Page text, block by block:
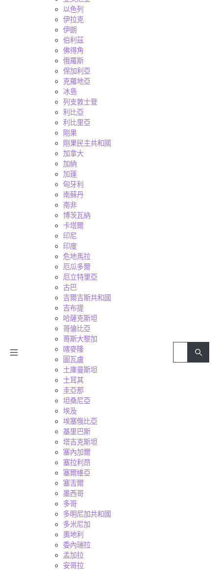
以色列
伊拉克
伊朗
伯利茲
佛得角
俄羅斯
保加利亞
克羅地亞
冰島
列支敦士登
利比亞
利比里亞
剛果
剛果民主共和國
加拿大
加納
加蓬
匈牙利
南蘇丹
南非
博茨瓦納
卡塔爾
印尼
印度
危地馬拉
厄瓜多爾
厄立特里亞
古巴
吉爾吉斯共和國
吉布提
哈薩克斯坦
哥倫比亞
哥斯大黎加
喀麥隆
圖瓦盧
土庫曼斯坦
土耳其
圭亞那
坦桑尼亞
埃及
埃塞俄比亞
基里巴斯
塔吉克斯坦
塞內加爾
塞拉利昂
塞爾維亞
塞舌爾
墨西哥
多哥
多明尼加共和國
多米尼加
奧地利
委內瑞拉
孟加拉
安哥拉